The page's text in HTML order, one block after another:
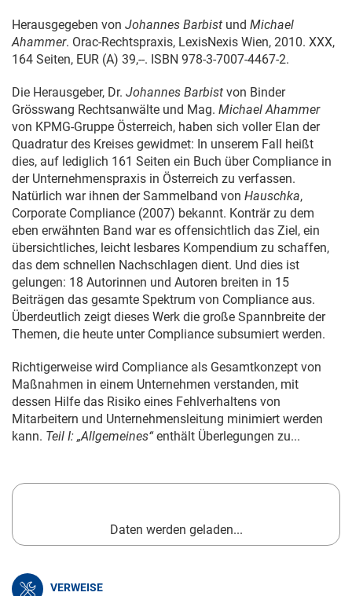
Herausgegeben von Johannes Barbist und Michael
Ahammer. Orac-Rechtspraxis, LexisNexis Wien, 2010. XXX,
164 Seiten, EUR (A) 39,--. ISBN 978-3-7007-4467-2.
Die Herausgeber, Dr. Johannes Barbist von Binder
Grösswang Rechtsanwälte und Mag. Michael Ahammer
von KPMG-Gruppe Österreich, haben sich voller Elan der
Quadratur des Kreises gewidmet: In unserem Fall heißt
dies, auf lediglich 161 Seiten ein Buch über Compliance in
der Unternehmenspraxis in Österreich zu verfassen.
Natürlich war ihnen der Sammelband von Hauschka,
Corporate Compliance (2007) bekannt. Konträr zu dem
eben erwähnten Band war es offensichtlich das Ziel, ein
übersichtliches, leicht lesbares Kompendium zu schaffen,
das dem schnellen Nachschlagen dient. Und dies ist
gelungen: 18 Autorinnen und Autoren breiten in 15
Beiträgen das gesamte Spektrum von Compliance aus.
Überdeutlich zeigt dieses Werk die große Spannbreite der
Themen, die heute unter Compliance subsumiert werden.
Richtigerweise wird Compliance als Gesamtkonzept von
Maßnahmen in einem Unternehmen verstanden, mit
dessen Hilfe das Risiko eines Fehlverhaltens von
Mitarbeitern und Unternehmensleitung minimiert werden
kann. Teil I: „Allgemeines“enthält Überlegungen zu...
Daten werden geladen...
VERWEISE